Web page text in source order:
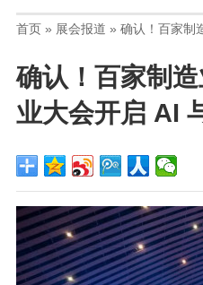
首页 » 展会报道 » 确认！百家制
确认！百家制
业大会开启 AI